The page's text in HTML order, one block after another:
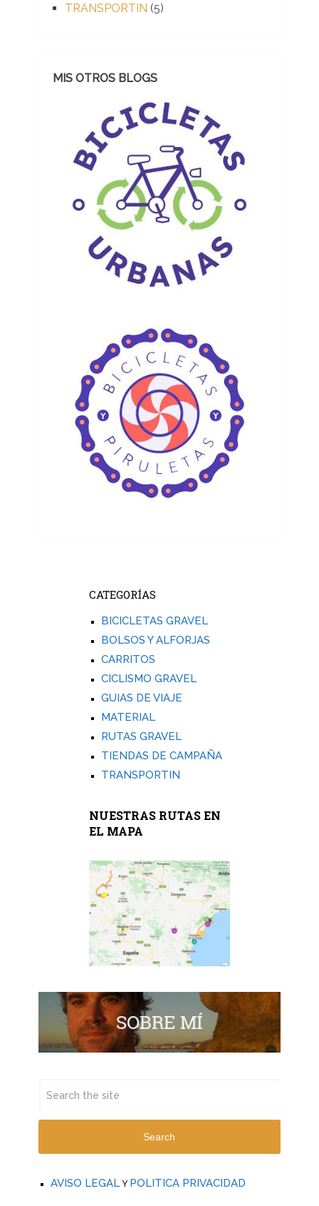
TRANSPORTIN (5)
MIS OTROS BLOGS
CATEGORÍAS
BICICLETAS GRAVEL
BOLSOS Y ALFORJAS
CARRITOS
CICLISMO GRAVEL
GUIAS DE VIAJE
MATERIAL
RUTAS GRAVEL
TIENDAS DE CAMPAÑA
TRANSPORTIN
NUESTRAS RUTAS EN
EL MAPA
Search
AVISO LEGALY POLITICA PRIVACIDAD